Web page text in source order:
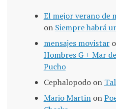
El mejor verano de
on Siempre habrá
mensajes movistar
Hombres G + Mar
Pucho
Cephalopodoon
Mario Martinon